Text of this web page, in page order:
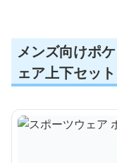
メンズ向けポ
ェア上下セット